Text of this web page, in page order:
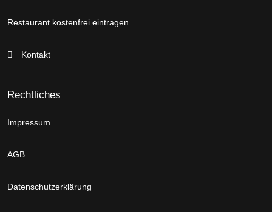
Restaurant kostenfrei eintragen
Kontakt
Rechtliches
Impressum
AGB
Datenschutzerklärung